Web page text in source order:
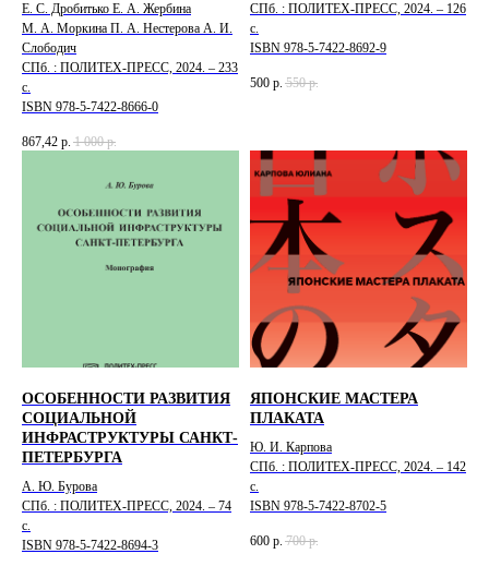
Е. С. Дробитько Е. А. Жербина
М. А. Моркина П. А. Нестерова А. И.
Слободич
СПб. : ПОЛИТЕХ-ПРЕСС, 2024. – 233
с.
ISBN 978-5-7422-8666-0
867,42 р. 1 000 р.
СПб. : ПОЛИТЕХ-ПРЕСС, 2024. – 126
с.
ISBN 978-5-7422-8692-9
500 р. 550 р.
ОСОБЕННОСТИ РАЗВИТИЯ
СОЦИАЛЬНОЙ
ИНФРАСТРУКТУРЫ САНКТ-
ПЕТЕРБУРГА
А. Ю. Бурова
СПб. : ПОЛИТЕХ-ПРЕСС, 2024. – 74
с.
ISBN 978-5-7422-8694-3
ЯПОНСКИЕ МАСТЕРА
ПЛАКАТА
Ю. И. Карпова
СПб. : ПОЛИТЕХ-ПРЕСС, 2024. – 142
с.
ISBN 978-5-7422-8702-5
600 р. 700 р.